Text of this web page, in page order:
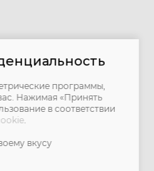
программы,
Нажимая «Принять
в соответствии
.
вкусу